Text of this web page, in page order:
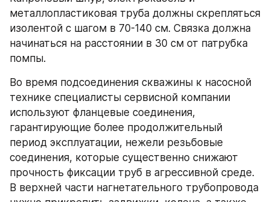
металлопластиковая труба должны скрепляться
изолентой с шагом в 70-140 см. Связка должна
начинаться на расстоянии в 30 см от патрубка
помпы.
Во время подсоединения скважины к насосной
технике специалисты сервисной компании
используют фланцевые соединения,
гарантирующие более продолжительный
период эксплуатации, нежели резьбовые
соединения, которые существенно снижают
прочность фиксации труб в агрессивной среде.
В верхней части нагнетательного трубопровода